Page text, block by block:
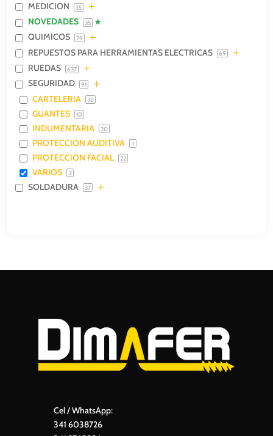
MEDICION 35
NOVEDADES 35
QUIMICOS 29
REPUESTOS PARA HERRAMIENTAS ELECTRICAS 69
RUEDAS 637
SEGURIDAD 91
CARTELERIA 36
GUANTES 10
INDUMENTARIA 20
PROTECCION AUDITIVA 1
PROTECCION FACIAL 22
VARIOS 2
SOLDADURA 37
Cel / WhatsApp:
341 6038726